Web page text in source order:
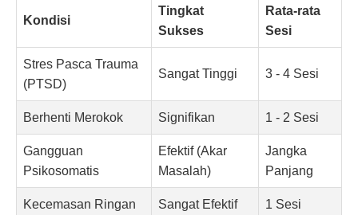
Kondisi
Tingkat
Sukses
Rata-rata
Sesi
Stres Pasca Trauma
(PTSD)
Sangat Tinggi 3 - 4 Sesi
Berhenti Merokok Signifikan 1 - 2 Sesi
Gangguan
Psikosomatis
Efektif (Akar
Masalah)
Jangka
Panjang
Kecemasan Ringan Sangat Efektif 1 Sesi